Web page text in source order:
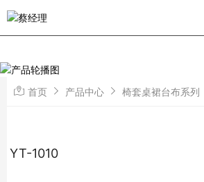
首页 产品中心 椅套桌裙台布系列
YT-1010